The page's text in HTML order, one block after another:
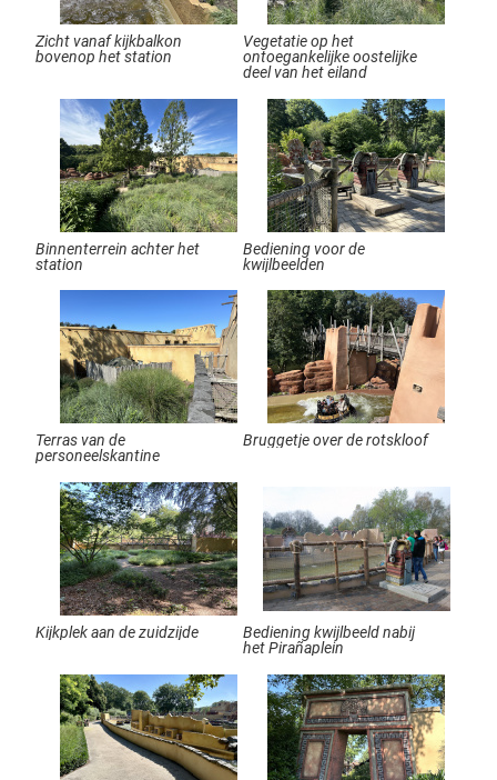
Zicht vanaf kijkbalkon
bovenop het station
Vegetatie op het
ontoegankelijke oostelijke
deel van het eiland
Binnenterrein achter het
station
Bediening voor de
kwijlbeelden
Terras van de
personeelskantine
Bruggetje over de rotskloof
Kijkplek aan de zuidzijde
Bediening kwijlbeeld nabij
het Pirañaplein